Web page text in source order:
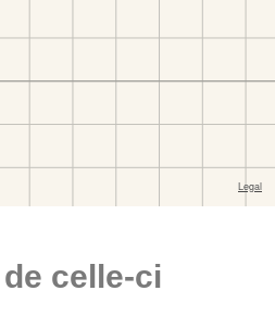
celle-ci